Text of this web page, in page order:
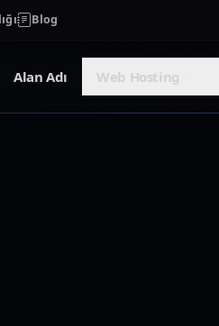
Blog
Alan Adı Web Hosting